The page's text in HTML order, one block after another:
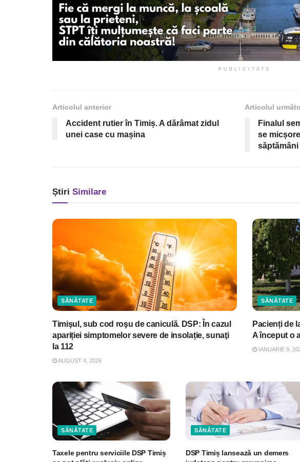
PUBLICITATE
Articolul anterior
Accident rutier în Timiș. A dărâmat zidul
unei case cu mașina
Articolul
Finalul
se
săptămâni
Știri Similare
SĂNĂTATE
Timişul, sub cod roşu de caniculă. DSP: În cazul
apariției simptomelor severe de insolație, sunaţi
la 112
AUGUST 4, 2026
SĂNĂTATE
Pacienți de
A început o
IANUARIE 9,
SĂNĂTATE
Taxele pentru serviciile DSP Timiș
SĂNĂTATE
DSP Timiș lansează un demers